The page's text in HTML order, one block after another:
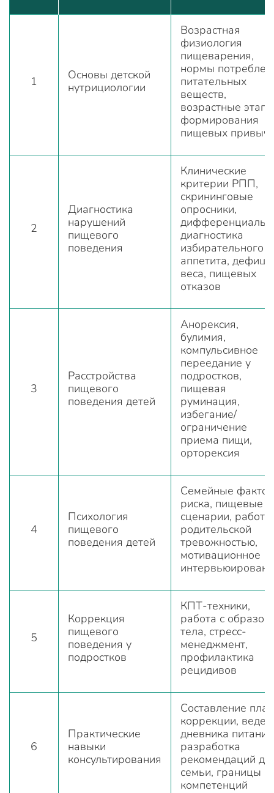
1
Основы детской
нутрициологии
Возрастная
физиология
пищеварения,
нормы
питательных
веществ,
возрастные этапы
формирования
пищевых
2
Диагностика
нарушений
пищевого
поведения
Клинические
критерии РПП,
скрининговые
опросники,
диагностика
избирательного
аппетита,
веса, пищевых
отказов
3
Расстройства
пищевого
поведения детей
Анорексия,
булимия,
компульсивное
переедание у
подростков,
пищевая
руминация,
избегание/
ограничение
приема пищи,
орторексия
4
Психология
пищевого
поведения детей
Семейные
риска, пищевые
сценарии, работа
родительской
тревожностью,
мотивационное
5
Коррекция
пищевого
поведения у
подростков
КПТ-техники,
работа с образом
тела, стресс-
менеджмент,
профилактика
рецидивов
6
Практические
навыки
консультирования
Составление
коррекции,
дневника
разработка
рекомендаций
семьи, границы
компетенций